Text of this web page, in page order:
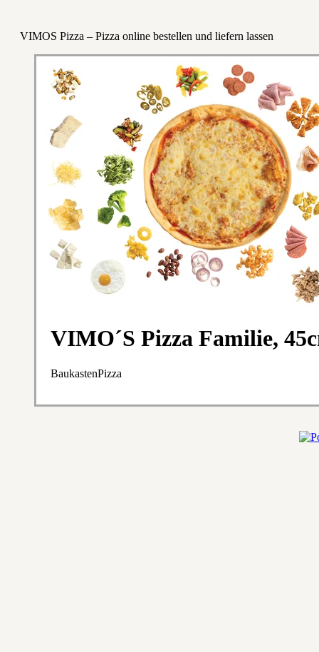
VIMOS Pizza – Pizza online bestellen und liefern lassen
VIMO´S Pizza Familie,
BaukastenPizza